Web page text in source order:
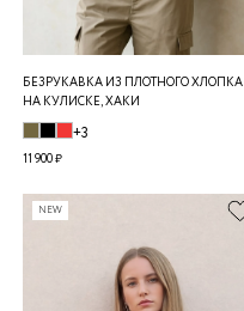
БЕЗРУКАВКА ИЗ ПЛОТНОГО ХЛОПКА
НА КУЛИСКЕ, ХАКИ
+3
11 900 ₽
NEW